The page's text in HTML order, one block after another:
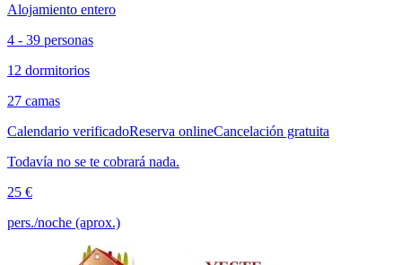
Alojamiento entero
4 - 39 personas
12 dormitorios
27 camas
Calendario verificadoReserva onlineCancelación gratuita
Todavía no se te cobrará nada.
25 €
pers./noche (aprox.)